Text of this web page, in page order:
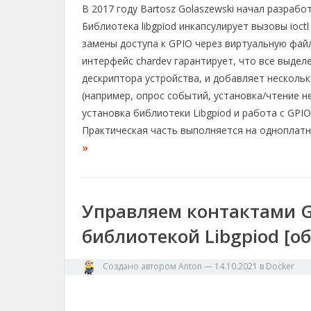
l
e
g
r
a
m
c
e
b
o
o
k
r
e
a
d
s
p
y
L
i
n
k
п
р
а
в
и
т
ь
В 2017 году Bartosz Golaszewski начал
Библиотека libgpiod инкапсулирует вызовы
замены доступа к GPIO через виртуальную
интерфейс chardev гарантирует, что все
дескриптора устройства, и добавляет
(например, опрос событий, установка/чтение
установка библиотеки Libgpiod и работа с
Практическая часть выполняется на
»
Управляем контактами
библиотекой Libgpiod
Создано автором Anton — 14.10.2021 в Docker